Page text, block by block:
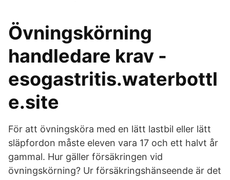
Övningskörning
handledare krav -
esogastritis.waterbottl
e.site
För att övningsköra med en lätt lastbil eller lätt
släpfordon måste eleven vara 17 och ett halvt år
gammal. Hur gäller försäkringen vid
övningskörning? Ur försäkringshänseende är det